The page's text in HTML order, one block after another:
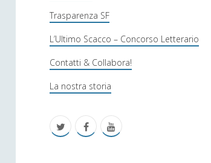
o
s
o
f
c
Trasparenza SF
L’Ultimo Scacco – Concorso Letterario
Contatti & Collabora!
La nostra storia
f